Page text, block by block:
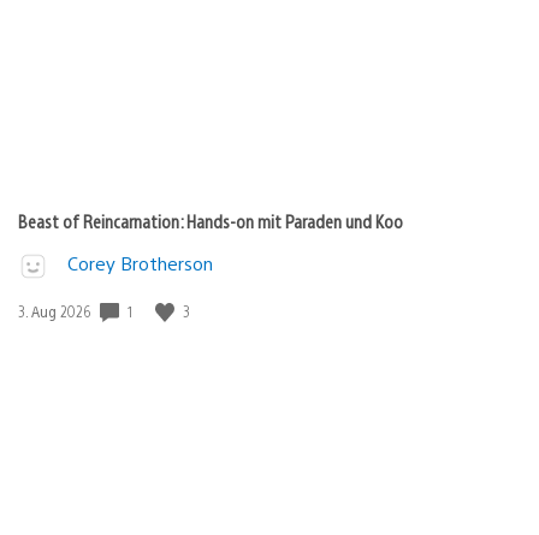
Beast of Reincarnation: Hands-on mit Paraden und Koo
Corey Brotherson
Veröffentlichungsdatum:
3. Aug 2026 1 3